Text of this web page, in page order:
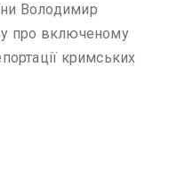
Володимир
про включеному
кримських